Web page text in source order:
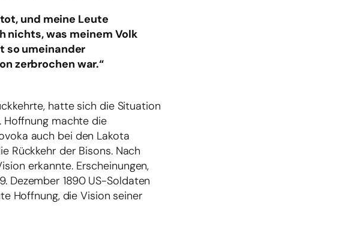
und meine Leute
nichts, was meinem Volk
so umeinander
zerbrochen war.“
hatte sich die Situation
Hoffnung machte die
auch bei den Lakota
Rückkehr der Bisons. Nach
erkannte. Erscheinungen,
Dezember 1890 US-Soldaten
Hoffnung, die Vision seiner